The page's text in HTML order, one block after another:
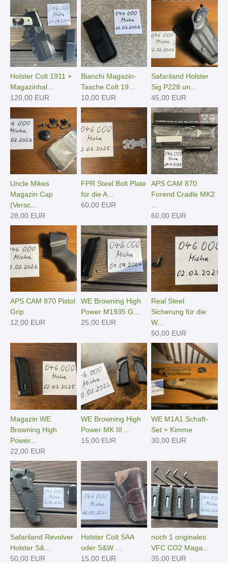
Holster Colt 1911 +
Magazinhal...
120,00 EUR
Bianchi Magazin-
Tasche Colt 19...
10,00 EUR
Safariland Holster
Sig P228 un...
45,00 EUR
Uncle Mikes
Magazin Cap
(Versc...
28,00 EUR
FPR Steel Bolt Plate
für die A...
60,00 EUR
APS CAM 870
Forend Cradle MK2
60,00 EUR
APS CAM 870 Pistol
Grip
12,00 EUR
WE Browning High
Power M1935 G...
25,00 EUR
Real Steel
Sicherung für die
W...
50,00 EUR
Magazin WE
Browning High
Power...
22,00 EUR
WE Browning High
Power MK III ...
15,00 EUR
WE M1A1 Schaft-
Set + Kimme
30,00 EUR
Safariland Revolver
Holster S&...
50,00 EUR
Holster Colt SAA
oder S&W ...
15,00 EUR
noch 1 originales
VFC CO2 Maga...
35,00 EUR